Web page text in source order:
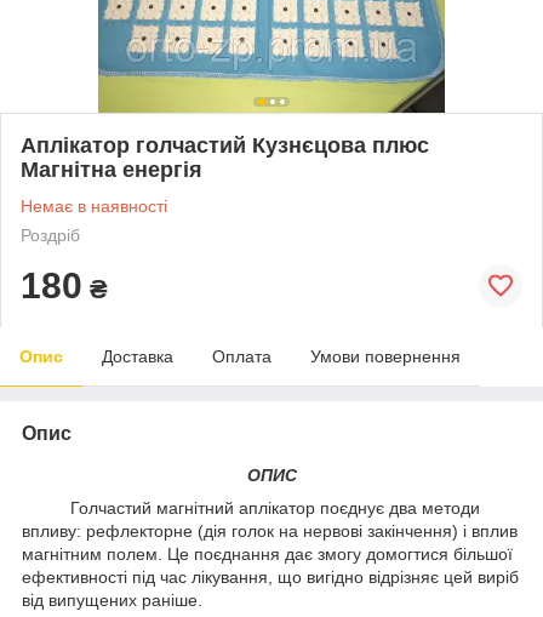
Аплікатор голчастий Кузнєцова плюс
Магнітна енергія
Немає в наявності
Роздріб
180 ₴
Опис Доставка Оплата Умови повернення
Опис
ОПИС
Голчастий магнітний аплікатор поєднує два методи
впливу: рефлекторне (дія голок на нервові закінчення) і вплив
магнітним полем. Це поєднання дає змогу домогтися більшої
ефективності під час лікування, що вигідно відрізняє цей виріб
від випущених раніше.